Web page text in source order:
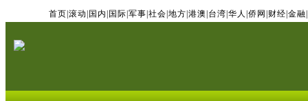
首页 滚动 国内 国际 军事 社会 地方 港澳 台湾 华人 侨网 财经 金融